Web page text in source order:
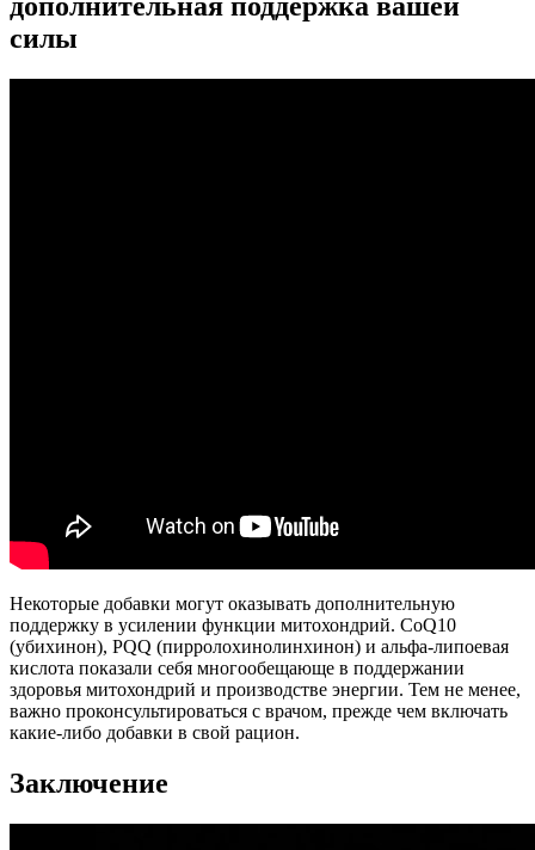
дополнительная поддержка вашей
силы
Некоторые добавки могут оказывать дополнительную
поддержку в усилении функции митохондрий. CoQ10
(убихинон), PQQ (пирролохинолинхинон) и альфа-липоевая
кислота показали себя многообещающе в поддержании
здоровья митохондрий и производстве энергии. Тем не менее,
важно проконсультироваться с врачом, прежде чем включать
какие-либо добавки в свой рацион.
Заключение